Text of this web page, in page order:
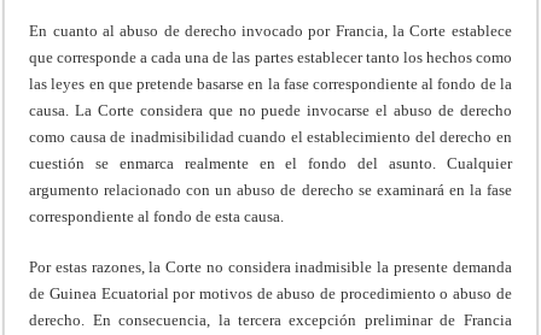
En cuanto al abuso de derecho invocado por Francia, la Corte establece
que corresponde a cada una de las partes establecer tanto los hechos como
las leyes en que pretende basarse en la fase correspondiente al fondo de la
causa. La Corte considera que no puede invocarse el abuso de derecho
como causa de inadmisibilidad cuando el establecimiento del derecho en
cuestión se enmarca realmente en el fondo del asunto. Cualquier
argumento relacionado con un abuso de derecho se examinará en la fase
correspondiente al fondo de esta causa.
Por estas razones, la Corte no considera inadmisible la presente demanda
de Guinea Ecuatorial por motivos de abuso de procedimiento o abuso de
derecho. En consecuencia, la tercera excepción preliminar de Francia